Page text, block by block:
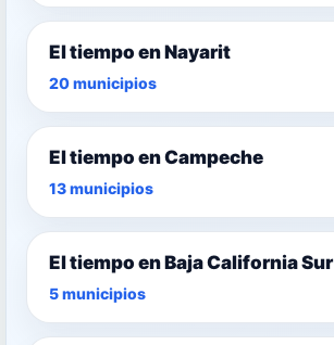
El tiempo en Nayarit
20 municipios
El tiempo en Campeche
13 municipios
El tiempo en Baja California Sur
5 municipios